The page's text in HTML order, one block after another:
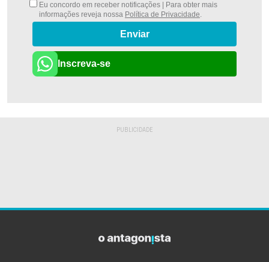
Eu concordo em receber notificações | Para obter mais
informações reveja nossa Política de Privacidade.
Enviar
Inscreva-se